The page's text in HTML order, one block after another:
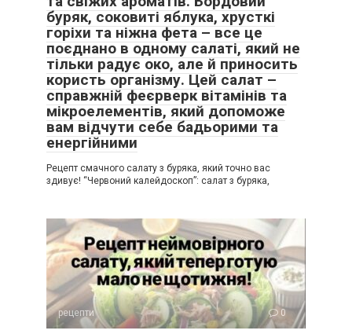
буряк, соковиті яблука, хрусткі
горіхи та ніжна фета – все це
поєднано в одному салаті, який не
тільки радує око, але й приносить
користь організму. Цей салат –
справжній феєрверк вітамінів та
мікроелементів, який допоможе
вам відчути себе бадьорими та
енергійними
Рецепт смачного салату з буряка, який точно вас
здивує! “Червоний калейдоскоп”: салат з буряка,
рецепти 0